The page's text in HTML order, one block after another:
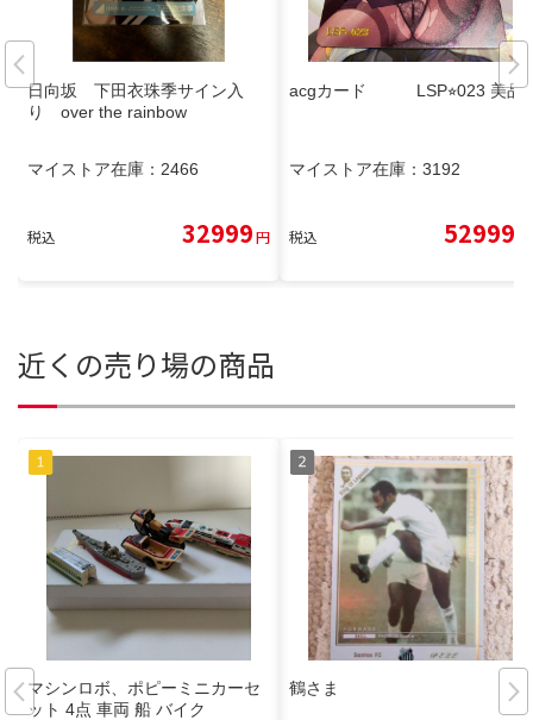
日向坂 下田衣珠季サイン入
り over the rainbow
マイストア在庫： 2466
税込 32999円
acgカード LSP⭐︎023 美品
マイストア在庫： 3192
税込 52999
近くの売り場の商品
マシンロボ、ポピーミニカーセ
ット 4点 車両 船 バイク
鶴さま